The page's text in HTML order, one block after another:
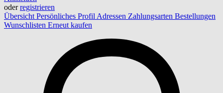
oderregistrieren
Übersicht Persönliches Profil Adressen Zahlungsarten Bestellungen
Wunschlisten Erneut kaufen